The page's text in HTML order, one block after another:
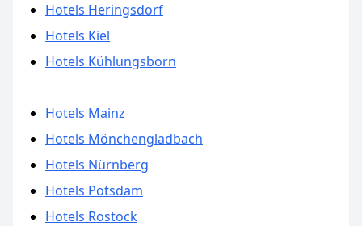
Hotels Heringsdorf
Hotels Kiel
Hotels Kühlungsborn
Hotels Mainz
Hotels Mönchengladbach
Hotels Nürnberg
Hotels Potsdam
Hotels Rostock